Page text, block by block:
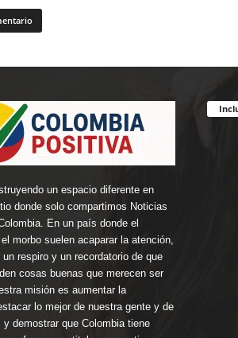
un espacio diferente en
donde solo compartimos Noticias
En un país donde el
morbo suelen acaparar la atención,
respiro y un recordatorio de que
cosas buenas que merecen ser
misión es aumentar la
lo mejor de nuestra gente y de
y demostrar que Colombia tiene